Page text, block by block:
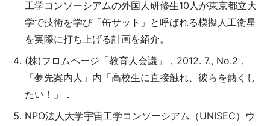
工学コンソーシアムの外国人研修生10人が東京都立大
学で技術を学び「缶サット」と呼ばれる模擬人工衛星
を実際に打ち上げる計画を紹介。
(株)フロムページ「教育人会議」，2012. 7., No.2，
「夢先案内人」内「高校生に直接触れ、彼らを熱くし
たい！」．
NPO法人大学宇宙工学コンソーシアム（UNISEC）ウ